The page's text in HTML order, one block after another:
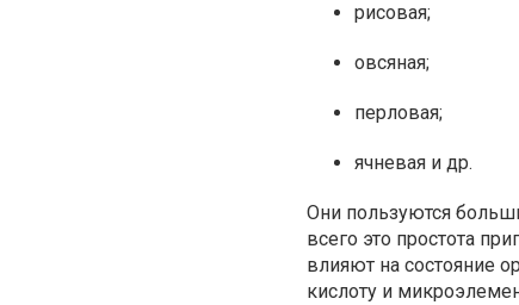
рисовая;
овсяная;
перловая;
ячневая и др.
Они пользуются
всего это простота
влияют на состояние
кислоту и